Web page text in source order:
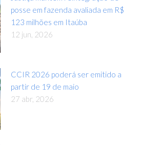
posse em fazenda avaliada em R$
123 milhões em Itaúba
12 jun, 2026
CCIR 2026 poderá ser emitido a
partir de 19 de maio
27 abr, 2026